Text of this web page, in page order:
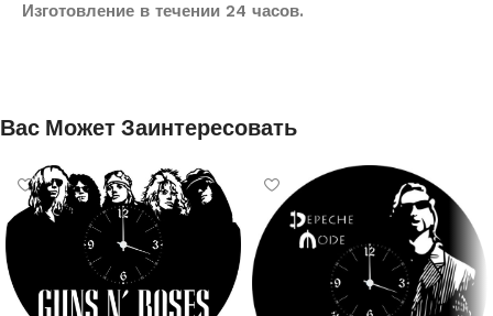
Изготовление в течении 24 часов.
Вас Может Заинтересовать